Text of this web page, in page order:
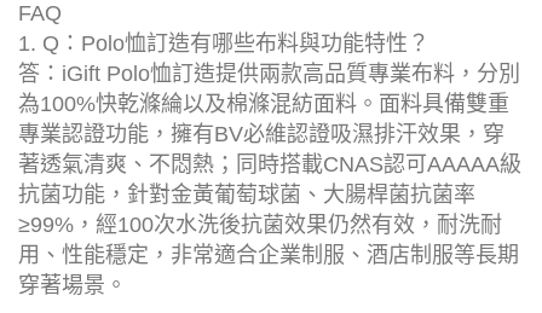
FAQ
1. Q：Polo恤訂造有哪些布料與功能特性？
答：iGift Polo恤訂造提供兩款高品質專業布料，分別
為100%快乾滌綸以及棉滌混紡面料。面料具備雙重
專業認證功能，擁有BV必維認證吸濕排汗效果，穿
著透氣清爽、不悶熱；同時搭載CNAS認可AAAAA級
抗菌功能，針對金黃葡萄球菌、大腸桿菌抗菌率
≥99%，經100次水洗後抗菌效果仍然有效，耐洗耐
用、性能穩定，非常適合企業制服、酒店制服等長期
穿著場景。